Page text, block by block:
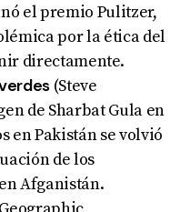
el premio Pulitzer,
por la ética del
directamente.
(Steve
de Sharbat Gula en
en Pakistán se volvió
de los
Afganistán.